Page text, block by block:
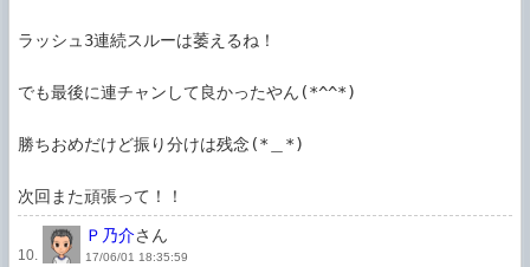
ラッシュ3連続スルーは萎えるね！
でも最後に連チャンして良かったやん(*^^*)
勝ちおめだけど振り分けは残念(*＿*)
次回また頑張って！！
10.
Ｐ乃介さん
17/06/01 18:35:59